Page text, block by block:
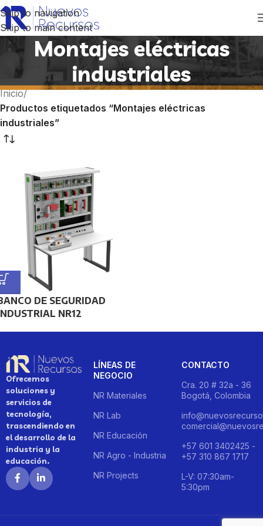
Skip to navigation
Skip to main content
Montajes eléctricas
industriales
Inicio/
Productos etiquetados “Montajes eléctricas
industriales”
DE SEGURIDAD
NR12
Ofrecemos
soluciones y
servicios de
tecnología,
trascendiendo en
el desarrollo de la
industria y la
educación.
LÍNEAS DE
NEGOCIO
NR Materiales
NR Lab
NR Educación
NR Agro - Industria
NR Projects
CONTACTO
Cra. 20 # 32a - 36
Bogotá, Colombia
+57 601 3402425 -
+57 310 867 1717
L-V: 07:30am-
5:30pm